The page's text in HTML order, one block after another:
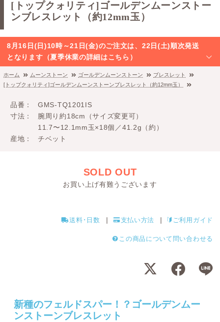
[トップクォリティ]ゴールデンムーンストー
ンブレスレット（約12mm玉）
8月16日(日)10時～21日(金)のご注文は、22日(土)順次発送
となります（夏季休業の詳細はこちら）
ホーム ムーンストーン ゴールデンムーンストーン
ブレスレット
[トップクォリティ]ゴールデンムーンストーンブレスレット（約12mm玉）
品番
GMS-TQ1201IS
寸法
腕周り約18cm（サイズ変更可）
11.7〜12.1mm玉×18個／41.2g（約）
産地
チベット
SOLD OUT
お買い上げ有難うございます
送料･日数 支払い方法 ご利用ガイド
この商品について問い合わせる
新種のフェルドスパー！？ゴールデンムー
ンストーンブレスレット